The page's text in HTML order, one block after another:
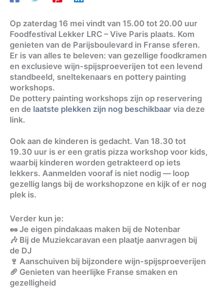
Op zaterdag 16 mei vindt van 15.00 tot 20.00 uur
Foodfestival Lekker LRC – Vive Paris plaats. Kom
genieten van de Parijsboulevard in Franse sferen.
Er is van alles te beleven: van gezellige foodkramen
en exclusieve wijn-spijsproeverijen tot een levend
standbeeld, sneltekenaars en pottery painting
workshops.
De pottery painting workshops zijn op reservering
en de laatste plekken zijn nog beschikbaar via deze
link.
Ook aan de kinderen is gedacht. Van 18.30 tot
19.30 uur is er een gratis pizza workshop voor kids,
waarbij kinderen worden getrakteerd op iets
lekkers. Aanmelden vooraf is niet nodig — loop
gezellig langs bij de workshopzone en kijk of er nog
plek is.
Verder kun je:
🥜 Je eigen pindakaas maken bij de Notenbar
🎶 Bij de Muziekcaravan een plaatje aanvragen bij
de DJ
🍷 Aanschuiven bij bijzondere wijn-spijsproeverijen
🥖 Genieten van heerlijke Franse smaken en
gezelligheid